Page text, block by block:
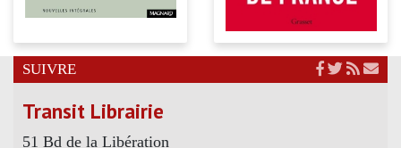
SUIVRE
Transit Librairie
51 Bd de la Libération